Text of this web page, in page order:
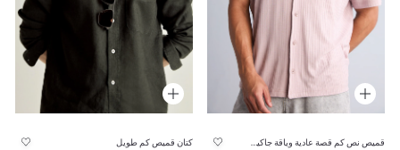
كتان قميص كم طويل